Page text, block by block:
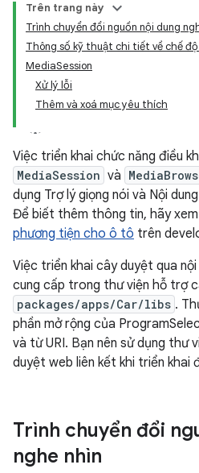
Trên trang này
Trình chuyển đổi nguồn nội dung
Thông số kỹ thuật chi tiết về chế độ
MediaSession
Xử lý lỗi
Thêm và xoá mục yêu thích
Việc triển khai chức năng điều
MediaSession và
dụng Trợ lý giọng nói và Nội
Để biết thêm thông tin, hãy
phương tiện cho ô tô trên
Việc triển khai cây duyệt qua
cung cấp trong thư viện hỗ trợ
packages/apps/Car/libs .
phần mở rộng của
và từ URI. Bạn nên sử dụng thư
duyệt web liên kết khi triển khai
Trình chuyển đổi
nghe nhìn